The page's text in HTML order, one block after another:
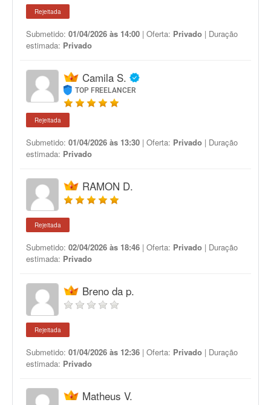
Rejeitada
Submetido: 01/04/2026 às 14:00 | Oferta: Privado | Duração
estimada: Privado
Camila S.
TOP FREELANCER
Rejeitada
Submetido: 01/04/2026 às 13:30 | Oferta: Privado | Duração
estimada: Privado
RAMON D.
Rejeitada
Submetido: 02/04/2026 às 18:46 | Oferta: Privado | Duração
estimada: Privado
Breno da p.
Rejeitada
Submetido: 01/04/2026 às 12:36 | Oferta: Privado | Duração
estimada: Privado
Matheus V.